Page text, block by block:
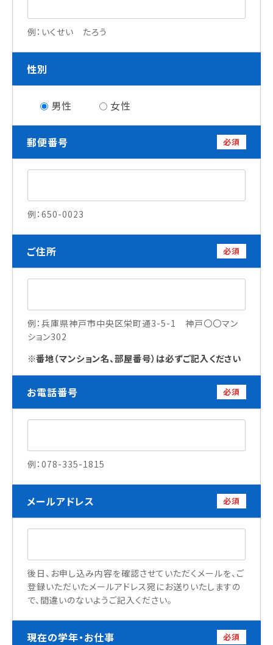
内定者VOICE
インターンシップ
活躍する卒業生
チャレンジプログラム
フォローアップレッスン
サマーチャレンジ実習
コンクールチャレンジ
施設・設備紹介
先生紹介
キャンパスライフ
学生カフェ営業インフォメーション
訪問者別
高校生の方へ
社会人・大学生・短大生の方へ
留学生の方へ(for Foreign Student)
各種証明書の申請について
企業担当者の方へ
保護者の方へ
ブログ
よくあるご質問
例：いくせい たろう
性別
男性 女性
郵便番号 必須
例：650-0023
ご住所 必須
例：兵庫県神戸市中央区栄町通3-5-1 神戸〇〇マン
ション302
番地（マンション名、部屋番号）は必ずご記入ください
お電話番号 必須
例：078-335-1815
メールアドレス 必須
後日、お申し込み内容を確認させていただくメールを、ご
登録いただいたメールアドレス宛にお送りいたしますの
で、間違いのないようご記入ください。
現在の学年・お仕事 必須